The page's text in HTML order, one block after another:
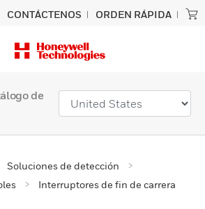
CONTÁCTENOS ORDEN RÁPIDA
de
Soluciones de detección
Interruptores de fin de carrera